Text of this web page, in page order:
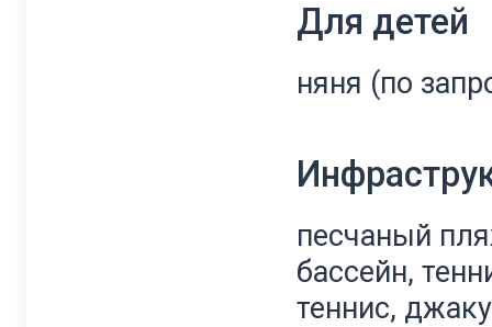
Для детей
няня (по
песчаный
бассейн,
теннис,